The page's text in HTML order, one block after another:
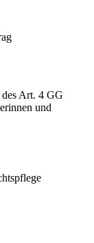
Art. 4 GG
und